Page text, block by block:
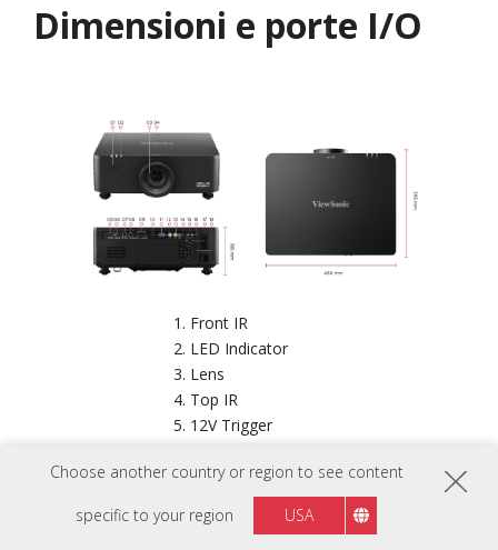
Choose another country or region to see content
specific to your region USA
Dimensioni e porte I/O
Front IR
LED Indicator
Lens
Top IR
12V Trigger
HDBaseT
HDMI 2.0/ HDCP 2.2 x2